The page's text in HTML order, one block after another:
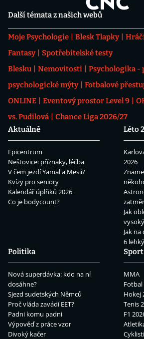
Další témata z našich webů
Moje Psychologie Blesk Tlapky
Fantasy
Spotřebitelské testy
Blesku
Nemovitosti
Psychologika -
psychologické mýty
Fotbalové
ONLINE
Eventový prostor Level 9
vs. Pudilová
Chance Liga 2026/27
Aktuálně
Epicentrum
Neštovice: příznaky, léčba
V čem jezdí Yamal a Mesii?
Kvízy pro seniory
Kalendář úplňků 2026
Co je bodycount?
Léto
2026
Jak
Jak
6
Politika
Nová superdávka: kdo na ní
dosáhne?
Sjezd sudetských Němců
Proč vláda zavádí EET?
Padni komu padni
Výpověď z práce vzor
Divoký kačer
MMA
Fotbal
Hokej
Tenis
F1